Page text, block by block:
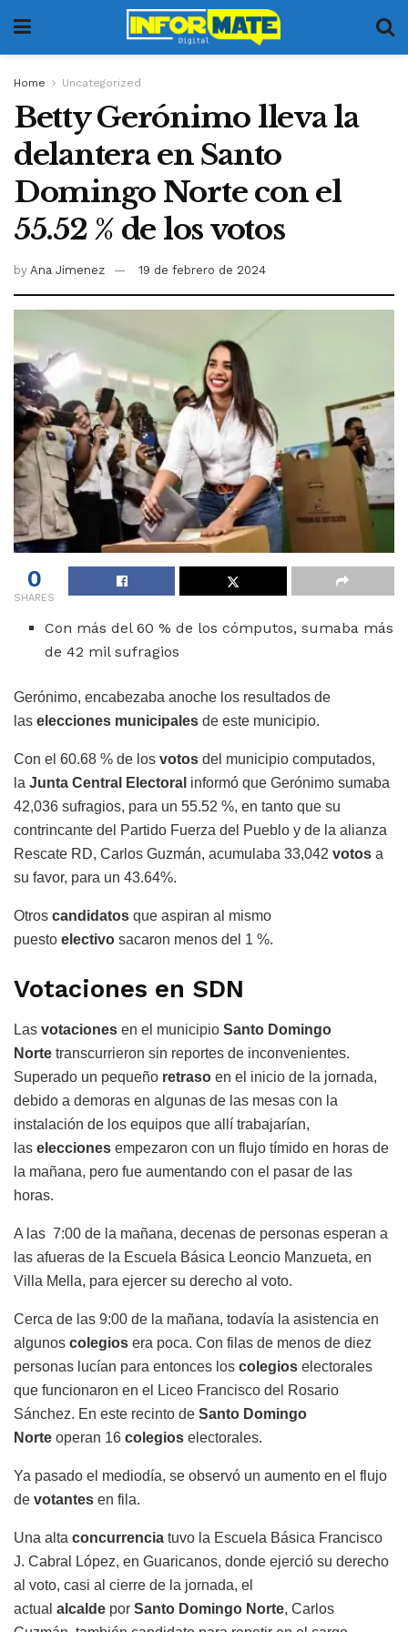
Home Uncategorized
Betty Gerónimo lleva la
delantera en Santo
Domingo Norte con el
55.52 % de los votos
by Ana Jimenez 19 de febrero de 2024
0
SHARES
Con más del 60 % de los cómputos, sumaba más
de 42 mil sufragios
Gerónimo, encabezaba anoche los resultados de
las elecciones municipales de este municipio.
Con el 60.68 % de los votos del municipio computados,
la Junta Central Electoral informó que Gerónimo sumaba
42,036 sufragios, para un 55.52 %, en tanto que su
contrincante del Partido Fuerza del Pueblo y de la alianza
Rescate RD, Carlos Guzmán, acumulaba 33,042 votos a
su favor, para un 43.64%.
Otros candidatos que aspiran al mismo
puesto electivo sacaron menos del 1 %.
Votaciones en SDN
Las votaciones en el municipio Santo Domingo
Norte transcurrieron sin reportes de inconvenientes.
Superado un pequeño retraso en el inicio de la jornada,
debido a demoras en algunas de las mesas con la
instalación de los equipos que allí trabajarían,
las elecciones empezaron con un flujo tímido en horas de
la mañana, pero fue aumentando con el pasar de las
horas.
A las 7:00 de la mañana, decenas de personas esperan a
las afueras de la Escuela Básica Leoncio Manzueta, en
Villa Mella, para ejercer su derecho al voto.
Cerca de las 9:00 de la mañana, todavía la asistencia en
algunos colegios era poca. Con filas de menos de diez
personas lucían para entonces los colegios electorales
que funcionaron en el Liceo Francisco del Rosario
Sánchez. En este recinto de Santo Domingo
Norte operan 16 colegios electorales.
Ya pasado el mediodía, se observó un aumento en el flujo
de votantes en fila.
Una alta concurrencia tuvo la Escuela Básica Francisco
J. Cabral López, en Guaricanos, donde ejerció su derecho
al voto, casi al cierre de la jornada, el
actual alcalde por Santo Domingo Norte, Carlos